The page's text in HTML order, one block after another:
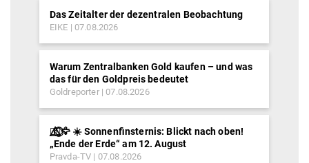
Das Zeitalter der dezentralen Beobachtung
EIKE 07.08.2026
Warum Zentralbanken Gold kaufen – und was
das für den Goldpreis bedeutet
Goldreporter 07.08.2026
🐦‍🔥⃤⃟⃝🦅 ☀️ Sonnenfinsternis: Blickt nach oben!
„Ende der Erde“ am 12. August
Pravda-TV 07.08.2026